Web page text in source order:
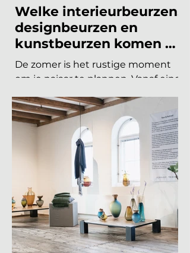
Welke interieurbeurzen,
designbeurzen en
kunstbeurzen komen er
om je najaar te plannen. Vanaf eind
augustus draait de
beurzencarrousel weer op volle
toeren, met een Nederlandse en
Belgische agenda die piekt in
september en november, en een
internationale kalender die loopt
van Helsinki tot Miami. Hieronder
vind je alle relevante
interieurbeurzen, designbeurzen
en kunstbeurzen van augustus tot
INTERIEURBEURZEN